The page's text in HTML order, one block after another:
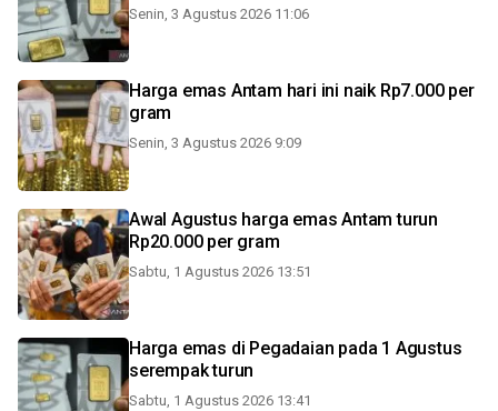
Senin, 3 Agustus 2026 11:06
Harga emas Antam hari ini naik Rp7.000 per
gram
Senin, 3 Agustus 2026 9:09
Awal Agustus harga emas Antam turun
Rp20.000 per gram
Sabtu, 1 Agustus 2026 13:51
Harga emas di Pegadaian pada 1 Agustus
serempak turun
Sabtu, 1 Agustus 2026 13:41